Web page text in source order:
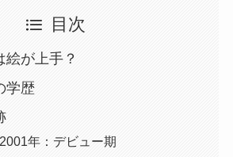
目次
絵が上手？
学歴
年：デビュー期